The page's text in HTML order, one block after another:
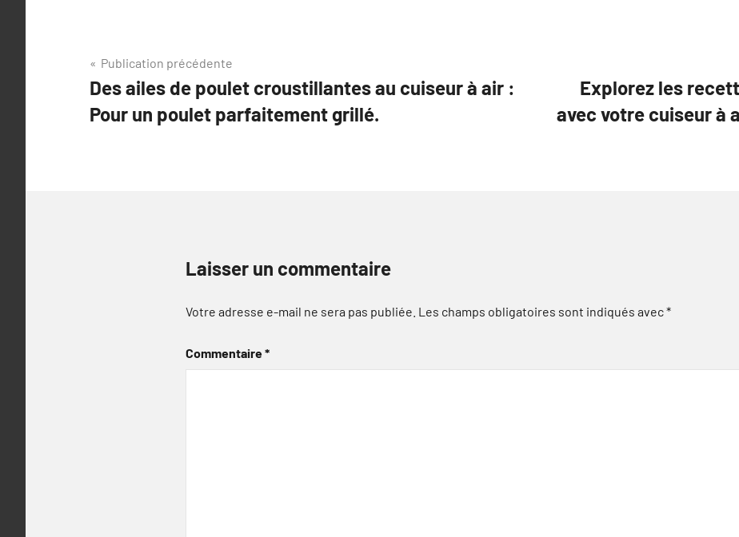
Navigation
de
l’article
Publication précédente
Des ailes de poulet croustillantes au cuiseur à air :
Pour un poulet parfaitement grillé.
Explorez les
avec votre cuiseur à
Laisser un commentaire
Votre adresse e-mail ne sera pas publiée. Les champs obligatoires sont indiqués avec*
Commentaire*